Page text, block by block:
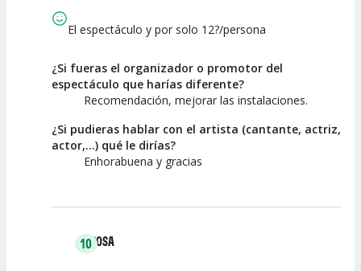
El espectáculo y por solo 12?/persona
¿Si fueras el organizador o promotor del
espectáculo que harías diferente?
Recomendación, mejorar las instalaciones.
¿Si pudieras hablar con el artista (cantante, actriz,
actor,...) qué le dirías?
Enhorabuena y gracias
10ROSA